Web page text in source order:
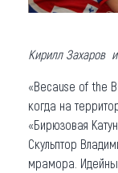
Кирилл Захаров
«Because of the
когда на
«Бирюзовая
Скульптор
мрамора.